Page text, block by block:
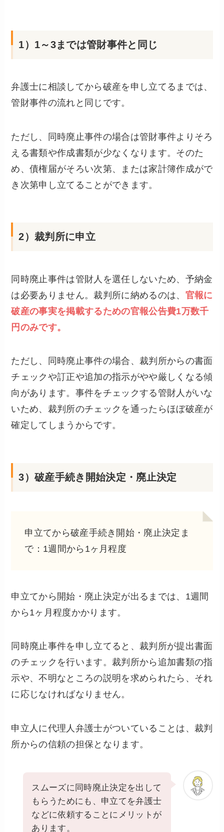
1）1～3までは管財事件と同じ
弁護士に相談してから破産を申し立てるまでは、
管財事件の流れと同じです。
ただし、同時廃止事件の場合は管財事件よりそろ
える書類や作成書類が少なくなります。そのた
め、債権届がそろい次第、または家計簿作成がで
き次第申し立てることができます。
2）裁判所に申立
同時廃止事件は管財人を選任しないため、予納金
は必要ありません。裁判所に納めるのは、 官報に
破産の事実を掲載するための官報公告費1万数千
円のみです。
ただし、同時廃止事件の場合、裁判所からの書面
チェックや訂正や追加の指示がやや厳しくなる傾
向があります。事件をチェックする管財人がいな
いため、裁判所のチェックを通ったらほぼ破産が
確定してしまうからです。
3）破産手続き開始決定・廃止決定
申立てから破産手続き開始・廃止決定ま
で：1週間から1ヶ月程度
申立てから開始・廃止決定が出るまでは、1週間
から1ヶ月程度かかります。
同時廃止事件を申し立てると、裁判所が提出書面
のチェックを行います。裁判所から追加書類の指
示や、不明なところの説明を求められたら、それ
に応じなければなりません。
申立人に代理人弁護士がついていることは、裁判
所からの信頼の担保となります。
スムーズに同時廃止決定を出して
もらうためにも、申立てを弁護士
などに依頼することにメリットが
あります。